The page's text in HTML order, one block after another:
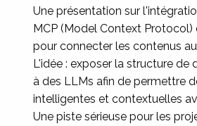
Une présentation sur
MCP (Model Context Protocol)
pour connecter les contenus
L'idée : exposer la structure de
à des LLMs afin de permettre
intelligentes et contextuelles
Une piste sérieuse pour les